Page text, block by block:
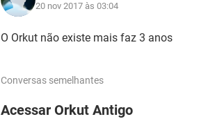
20 nov 2017 às 03:04
O Orkut não existe mais faz 3 anos
Conversas semelhantes
Acessar Orkut Antigo